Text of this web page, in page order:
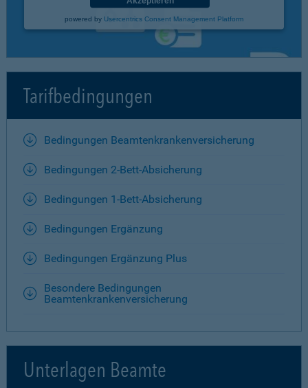
powered by Usercentrics Consent Management Platform
Tarifbedingungen
Bedingungen Beamtenkrankenversicherung
Bedingungen 2-Bett-Absicherung
Bedingungen 1-Bett-Absicherung
Bedingungen Ergänzung
Bedingungen Ergänzung Plus
Besondere Bedingungen
Beamtenkrankenversicherung
Unterlagen Beamte